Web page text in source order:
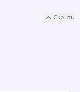
Скрыть